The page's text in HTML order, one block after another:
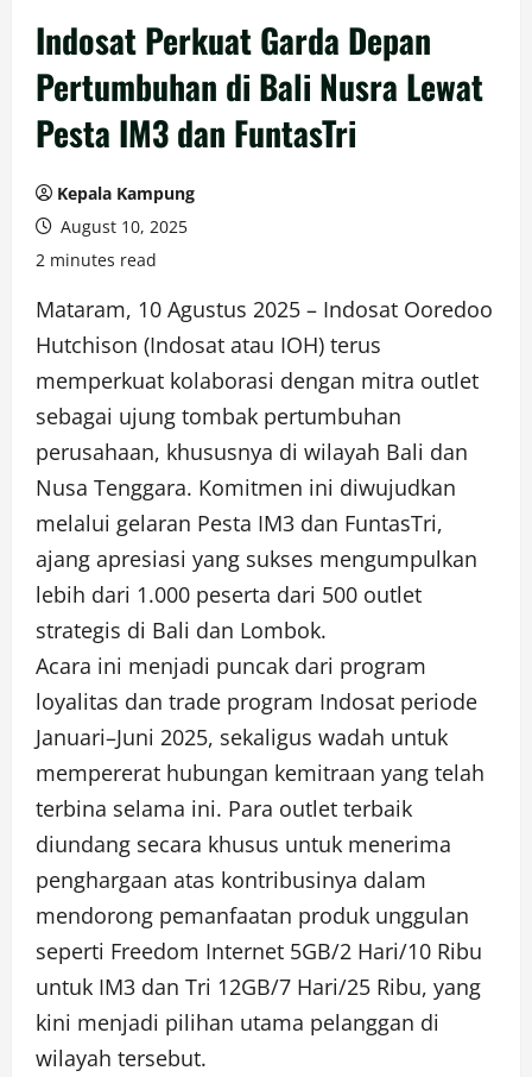
Indosat Perkuat Garda Depan
Pertumbuhan di Bali Nusra Lewat
Pesta IM3 dan FuntasTri
Kepala Kampung
August 10, 2025
2 minutes read
Mataram, 10 Agustus 2025 – Indosat Ooredoo
Hutchison (Indosat atau IOH) terus
memperkuat kolaborasi dengan mitra outlet
sebagai ujung tombak pertumbuhan
perusahaan, khususnya di wilayah Bali dan
Nusa Tenggara. Komitmen ini diwujudkan
melalui gelaran Pesta IM3 dan FuntasTri,
ajang apresiasi yang sukses mengumpulkan
lebih dari 1.000 peserta dari 500 outlet
strategis di Bali dan Lombok.
Acara ini menjadi puncak dari program
loyalitas dan trade program Indosat periode
Januari–Juni 2025, sekaligus wadah untuk
mempererat hubungan kemitraan yang telah
terbina selama ini. Para outlet terbaik
diundang secara khusus untuk menerima
penghargaan atas kontribusinya dalam
mendorong pemanfaatan produk unggulan
seperti Freedom Internet 5GB/2 Hari/10 Ribu
untuk IM3 dan Tri 12GB/7 Hari/25 Ribu, yang
kini menjadi pilihan utama pelanggan di
wilayah tersebut.